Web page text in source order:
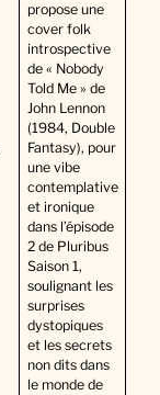
propose une
cover folk
introspective
de « Nobody
Told Me » de
John Lennon
(1984, Double
Fantasy), pour
une vibe
contemplative
et ironique
dans l’épisode
2 de Pluribus
Saison 1,
soulignant les
surprises
dystopiques
et les secrets
non dits dans
le monde de